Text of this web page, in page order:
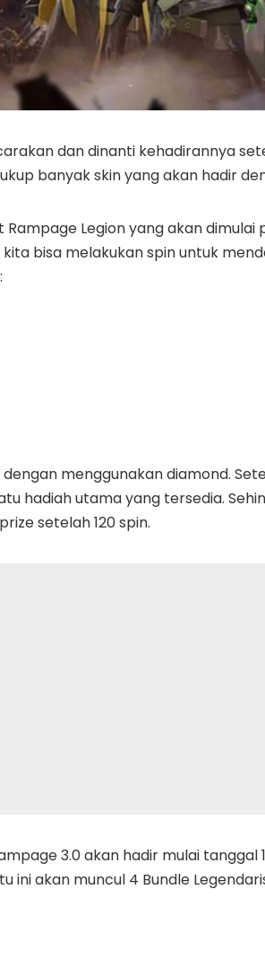
dan dinanti kehadirannya
banyak skin yang akan hadir
Legion yang akan dimulai
bisa melakukan spin untuk
menggunakan diamond.
hadiah utama yang tersedia.
setelah 120 spin.
3.0 akan hadir mulai tanggal
ini akan muncul 4 Bundle